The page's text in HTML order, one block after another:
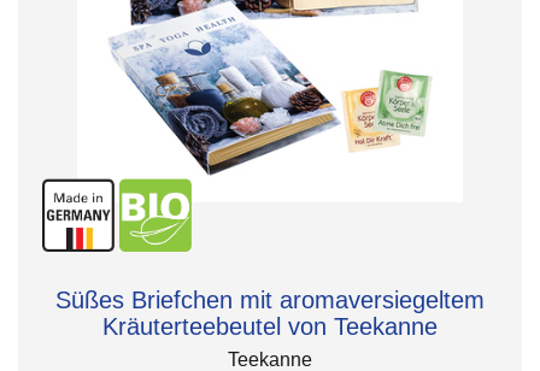
Süßes Briefchen mit aromaversiegeltem
Kräuterteebeutel von Teekanne
Teekanne